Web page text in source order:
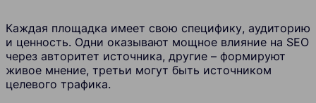
Каждая площадка имеет свою специфику, аудиторию
и ценность. Одни оказывают мощное влияние на SEO
через авторитет источника, другие – формируют
живое мнение, третьи могут быть источником
целевого трафика.